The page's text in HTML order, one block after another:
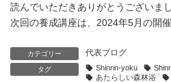
読んでいただきありがとうございまし
次回の養成講座は、2024年5月の開
カテゴリー 代表ブログ
タグ Shinrin-yoku
あたらしい森林浴